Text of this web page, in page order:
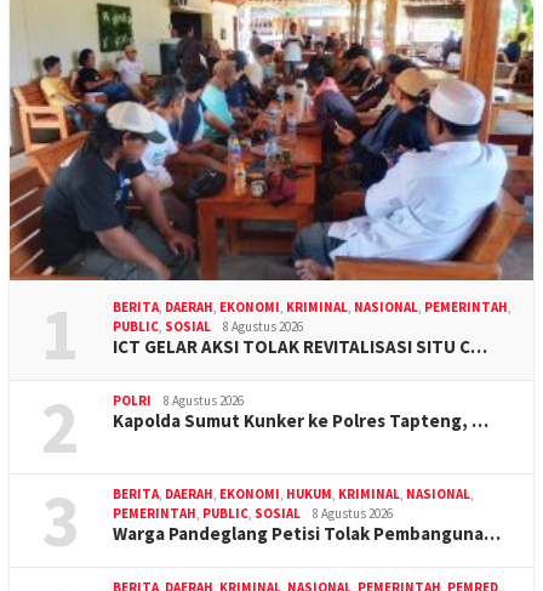
1 BERITA, DAERAH, EKONOMI, KRIMINAL, NASIONAL, PEMERINTAH,
PUBLIC, SOSIAL 8 Agustus 2026
ICT GELAR AKSI TOLAK REVITALISASI SITU C…
2 POLRI 8 Agustus 2026
Kapolda Sumut Kunker ke Polres Tapteng, …
3 BERITA, DAERAH, EKONOMI, HUKUM, KRIMINAL, NASIONAL,
PEMERINTAH, PUBLIC, SOSIAL 8 Agustus 2026
Warga Pandeglang Petisi Tolak Pembanguna…
BERITA, DAERAH, KRIMINAL, NASIONAL, PEMERINTAH, PEMRED,